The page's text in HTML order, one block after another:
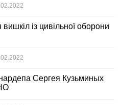
із цивільної оборони
Сергея Кузьминых